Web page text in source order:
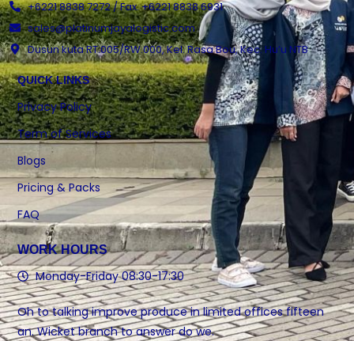
+6221 8838 7272 / Fax. +6221 8838 6931
sales@platinumjayalogistic.com
Dusun kuta RT.005/RW.000, Kel. Rasa Bou, Kec. Hu’u NTB
QUICK LINKS
Privacy Policy
Term of Services
Blogs
Pricing & Packs
FAQ
WORK HOURS
Monday-Friday 08:30-17:30
Oh to talking improve produce in limited offices fifteen
an. Wicket branch to answer do we.